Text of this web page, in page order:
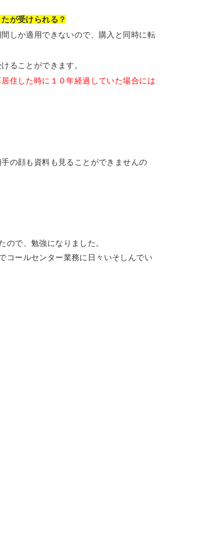
が受けられる？
しか適用できないので、購入と同時に転
ることができます。
居住した時に１０年経過していた場合には
の顔も資料も見ることができませんの
ので、勉強になりました。
コールセンター業務に日々いそしんでい